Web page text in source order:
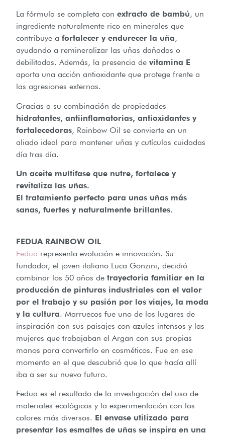
La fórmula se completa con extracto de bambú, un
ingrediente naturalmente rico en minerales que
contribuye a fortalecer y endurecer la uña,
ayudando a remineralizar las uñas dañadas o
debilitadas. Además, la presencia de vitamina E
aporta una acción antioxidante que protege frente a
las agresiones externas.
Gracias a su combinación de propiedades
hidratantes, antiinflamatorias, antioxidantes y
fortalecedoras, Rainbow Oil se convierte en un
aliado ideal para mantener uñas y cutículas cuidadas
día tras día.
Un aceite multifase que nutre, fortalece y
revitaliza las uñas.
El tratamiento perfecto para unas uñas más
sanas, fuertes y naturalmente brillantes.
FEDUA RAINBOW OIL
Fedua representa evolución e innovación. Su
fundador, el joven italiano Luca Gonzini, decidió
combinar los 50 años de trayectoria familiar en la
producción de pinturas industriales con el valor
por el trabajo y su pasión por los viajes, la moda
y la cultura. Marruecos fue uno de los lugares de
inspiración con sus paisajes con azules intensos y las
mujeres que trabajaban el Argan con sus propias
manos para convertirlo en cosméticos. Fue en ese
momento en el que descubrió que lo que hacía allí
iba a ser su nuevo futuro.
Fedua es el resultado de la investigación del uso de
materiales ecológicos y la experimentación con los
colores más diversos. El envase utilizado para
presentar los esmaltes de uñas se inspira en una